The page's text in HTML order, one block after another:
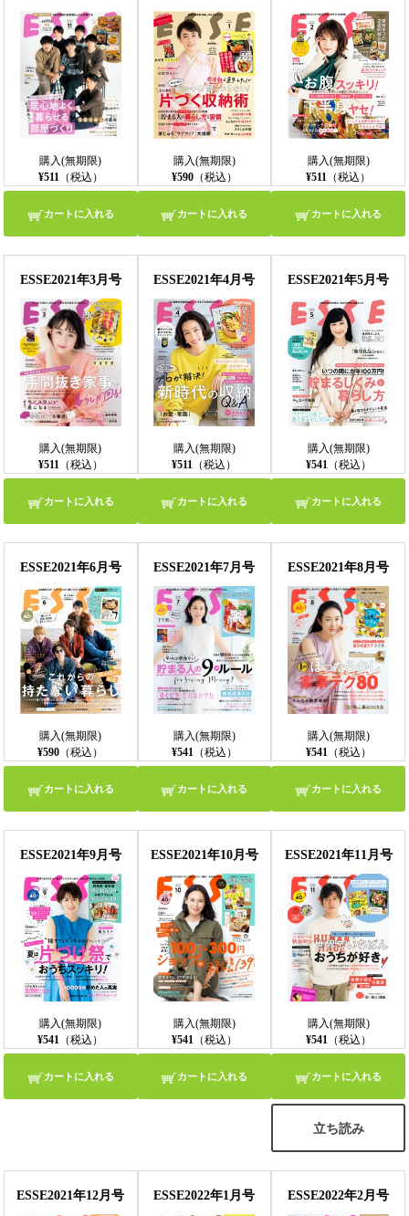
購入(無期限)
¥511（税込）
カートに入れる
購入(無期限)
¥590（税込）
カートに入れる
購入(無期限)
¥511 （税込）
カートに入れる
ESSE2021年3月号
購入(無期限)
¥511（税込）
カートに入れる
ESSE2021年4月号
購入(無期限)
¥511 （税込）
カートに入れる
ESSE2021年5月号
購入(無期限)
¥541（税込）
カートに入れる
ESSE2021年6月号
購入(無期限)
¥590 （税込）
カートに入れる
ESSE2021年7月号
購入(無期限)
¥541（税込）
カートに入れる
ESSE2021年8月号
購入(無期限)
¥541（税込）
カートに入れる
ESSE2021年9月号
購入(無期限)
¥541 （税込）
カートに入れる
ESSE2021年10月号
購入(無期限)
¥541（税込）
カートに入れる
ESSE2021年11月号
購入(無期限)
¥541（税込）
カートに入れる
立ち読み
ESSE2021年12月号 ESSE2022年1月号 ESSE2022年2月号